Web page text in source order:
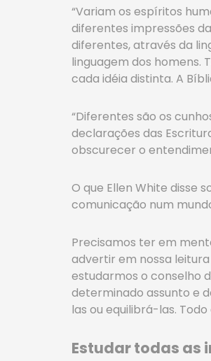
“Variam os espíritos
diferentes impressões
diferentes, através da
linguagem dos homens.
cada idéia distinta. A
“Diferentes são os
declarações das
obscurecer o
O que Ellen White disse
comunicação num
Precisamos ter em
advertir em nossa
estudarmos o conselho
determinado assunto e
las ou equilibrá-las.
Estudar todas as